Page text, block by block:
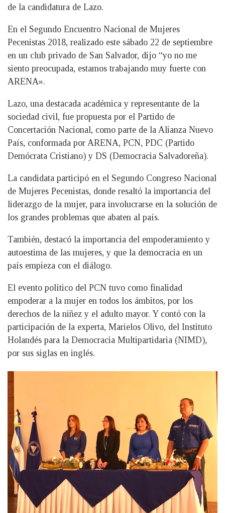
de la candidatura de Lazo.
En el Segundo Encuentro Nacional de Mujeres
Pecenistas 2018, realizado este sábado 22 de septiembre
en un club privado de San Salvador, dijo “yo no me
siento preocupada, estamos trabajando muy fuerte con
ARENA».
Lazo, una destacada académica y representante de la
sociedad civil, fue propuesta por el Partido de
Concertación Nacional, como parte de la Alianza Nuevo
País, conformada por ARENA, PCN, PDC (Partido
Demócrata Cristiano) y DS (Democracia Salvadoreña).
La candidata participó en el Segundo Congreso Nacional
de Mujeres Pecenistas, donde resaltó la importancia del
liderazgo de la mujer, para involucrarse en la solución de
los grandes problemas que abaten al país.
También, destacó la importancia del empoderamiento y
autoestima de las mujeres, y que la democracia en un
país empieza con el diálogo.
El evento político del PCN tuvo como finalidad
empoderar a la mujer en todos los ámbitos, por los
derechos de la niñez y el adulto mayor. Y contó con la
participación de la experta, Marielos Olivo, del Instituto
Holandés para la Democracia Multipartidaria (NIMD),
por sus siglas en inglés.